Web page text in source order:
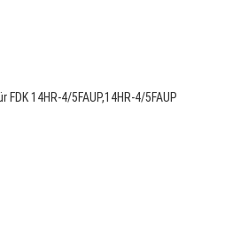
14HR-4/5FAUP,14HR-4/5FAUP